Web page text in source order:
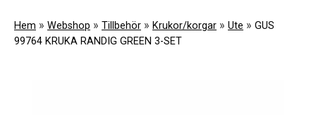
Hem » Webshop » Tillbehör » Krukor/korgar » Ute » GUS
99764 KRUKA RANDIG GREEN 3-SET